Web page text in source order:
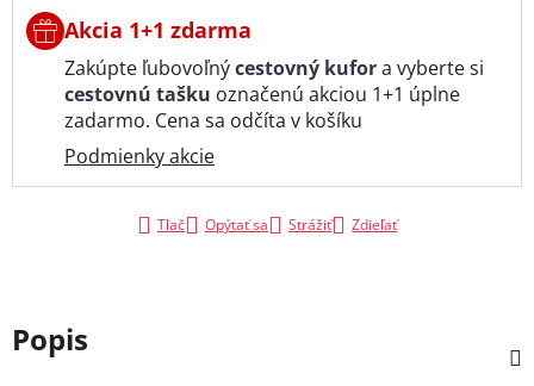
Akcia 1+1 zdarma
Zakúpte ľubovoľnýcestovný kufora vyberte si
cestovnú tašku označenú akciou 1+1 úplne
zadarmo. Cena sa odčíta v košíku
Podmienky akcie
Tlač Opýtať sa Strážiť Zdieľať
Popis